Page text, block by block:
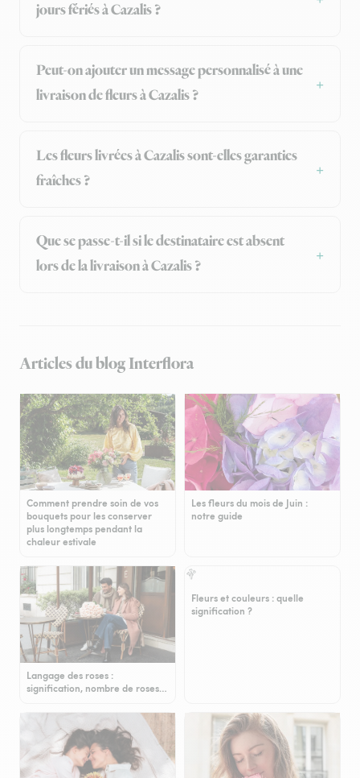
jours fériés à Cazalis ?
Peut-on ajouter un message personnalisé à une
livraison de fleurs à Cazalis ?
Les fleurs livrées à Cazalis sont-elles garanties
fraîches ?
Que se passe-t-il si le destinataire est absent
lors de la livraison à Cazalis ?
Articles du blog Interflora
Comment prendre soin de vos
bouquets pour les conserver
plus longtemps pendant la
chaleur estivale
Les fleurs du mois de Juin :
notre guide
Langage des roses :
signification, nombre de roses…
Fleurs et couleurs : quelle
signification ?